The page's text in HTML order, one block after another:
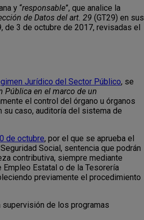
y “responsable”, que analice la
de Datos del art. 29 (GT29) en sus
3 de octubre de 2017, revisadas el
Jurídico del Sector Público, se
Pública en el marco de un
el control del órgano u órganos
su caso, auditoría del sistema de
de octubre, por el que se aprueba el
Social, sentencia que podrán
contributiva, siempre mediante
Estatal o de la Tesorería
previamente el procedimiento
supervisión de los programas